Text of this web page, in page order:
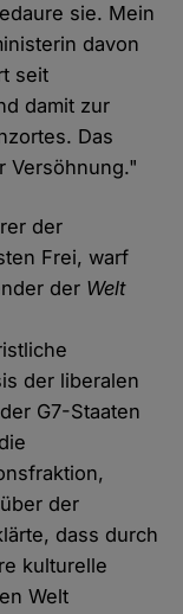
sie. Mein
davon
seit
damit zur
Das
Versöhnung."
der
Frei, warf
der Welt
der liberalen
G7-Staaten
der
dass durch
kulturelle
Welt